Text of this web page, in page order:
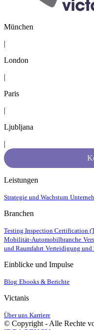
München
|
London
|
Paris
|
Ljubljana
|
Leistungen
Strategie und Wachstum
Branchen
Testing Inspection Certification
Mobilität-Automobilbranche
und Raumfahrt Verteidigung und
Einblicke und Impulse
Blog Ebooks & Berichte
Victanis
Über uns Karriere
© Copyright - Alle Rechte